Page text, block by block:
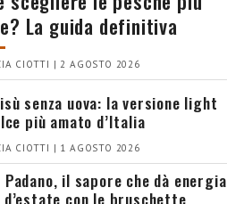
La guida definitiva
CIOTTI | 2 AGOSTO 2026
senza uova: la versione light
più amato d’Italia
CIOTTI | 1 AGOSTO 2026
Padano, il sapore che dà energia
d’estate con le bruschette